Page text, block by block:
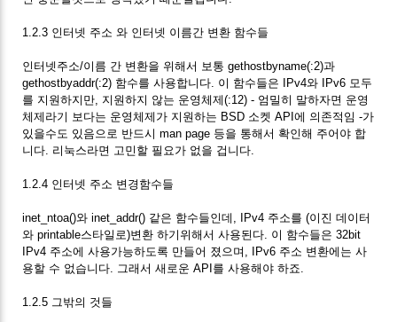
1.2.3 인터넷 주소 와 인터넷 이름간 변환 함수들
인터넷주소/이름 간 변환을 위해서 보통 gethostbyname(:2)과
gethostbyaddr(:2) 함수를 사용합니다. 이 함수들은 IPv4와 IPv6 모두
를 지원하지만, 지원하지 않는 운영체제(:12) - 엄밀히 말하자면 운영
체제라기 보다는 운영체제가 지원하는 BSD 소켓 API에 의존적임 -가
있을수도 있음으로 반드시 man page 등을 통해서 확인해 주어야 합
니다. 리눅스라면 고민할 필요가 없을 겁니다.
1.2.4 인터넷 주소 변경함수들
inet_ntoa()와 inet_addr() 같은 함수들인데, IPv4 주소를 (이진 데이터
와 printable스타일로)변환 하기위해서 사용된다. 이 함수들은 32bit
IPv4 주소에 사용가능하도록 만들어 졌으며, IPv6 주소 변환에는 사
용할 수 없습니다. 그래서 새로운 API를 사용해야 하죠.
1.2.5 그밖의 것들